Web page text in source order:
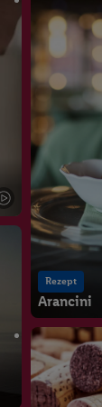
Rezept
Arancini